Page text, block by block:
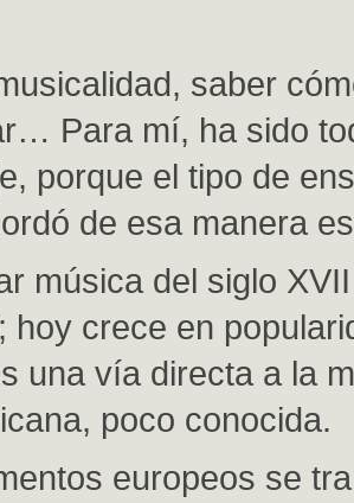
saber
Para mí, ha sido
porque el tipo de
de esa manera
música del siglo
hoy crece en
una vía directa a la
poco conocida.
europeos se